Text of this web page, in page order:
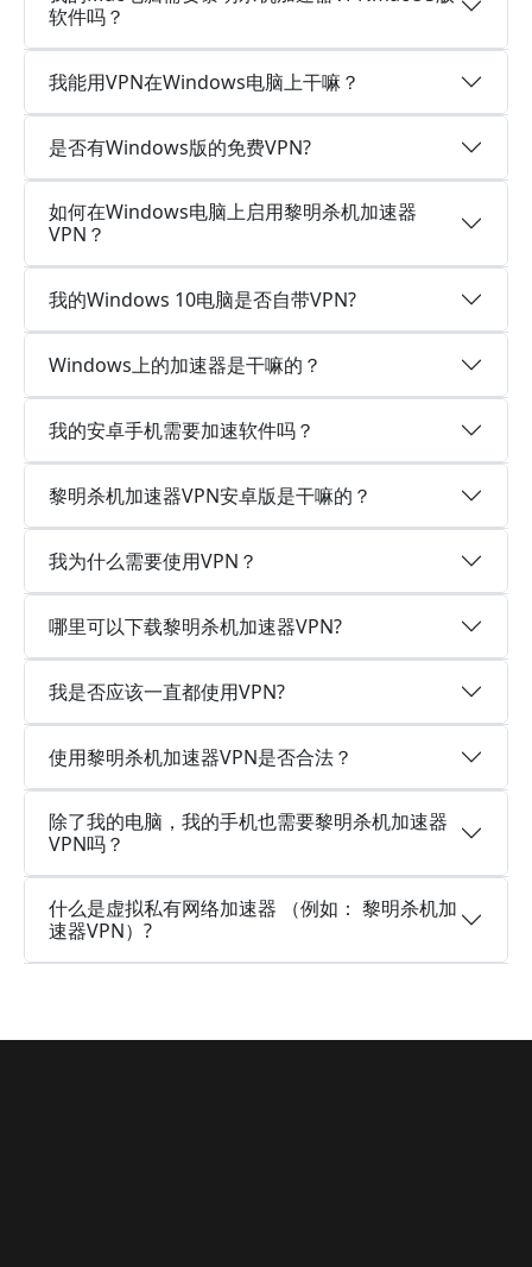
软件吗？
我能用VPN在Windows电脑上干嘛？
是否有Windows版的免费VPN?
如何在Windows电脑上启用黎明杀机加速器
VPN？
我的Windows 10电脑是否自带VPN?
Windows上的加速器是干嘛的？
我的安卓手机需要加速软件吗？
黎明杀机加速器VPN安卓版是干嘛的？
我为什么需要使用VPN？
哪里可以下载黎明杀机加速器VPN?
我是否应该一直都使用VPN?
使用黎明杀机加速器VPN是否合法？
除了我的电脑，我的手机也需要黎明杀机加速器
VPN吗？
什么是虚拟私有网络加速器 （例如： 黎明杀机加
速器VPN）?